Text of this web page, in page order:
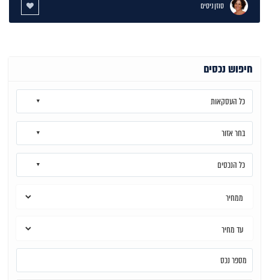
סוזן ניסים
חיפוש נכסים
כל העסקאות
בחר אזור
כל הנכסים